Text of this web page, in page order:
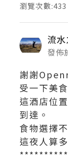
瀏覽次數:433
流
發佈
謝謝
受一下美食
這酒店位
到達。
食物選擇
這夜人算